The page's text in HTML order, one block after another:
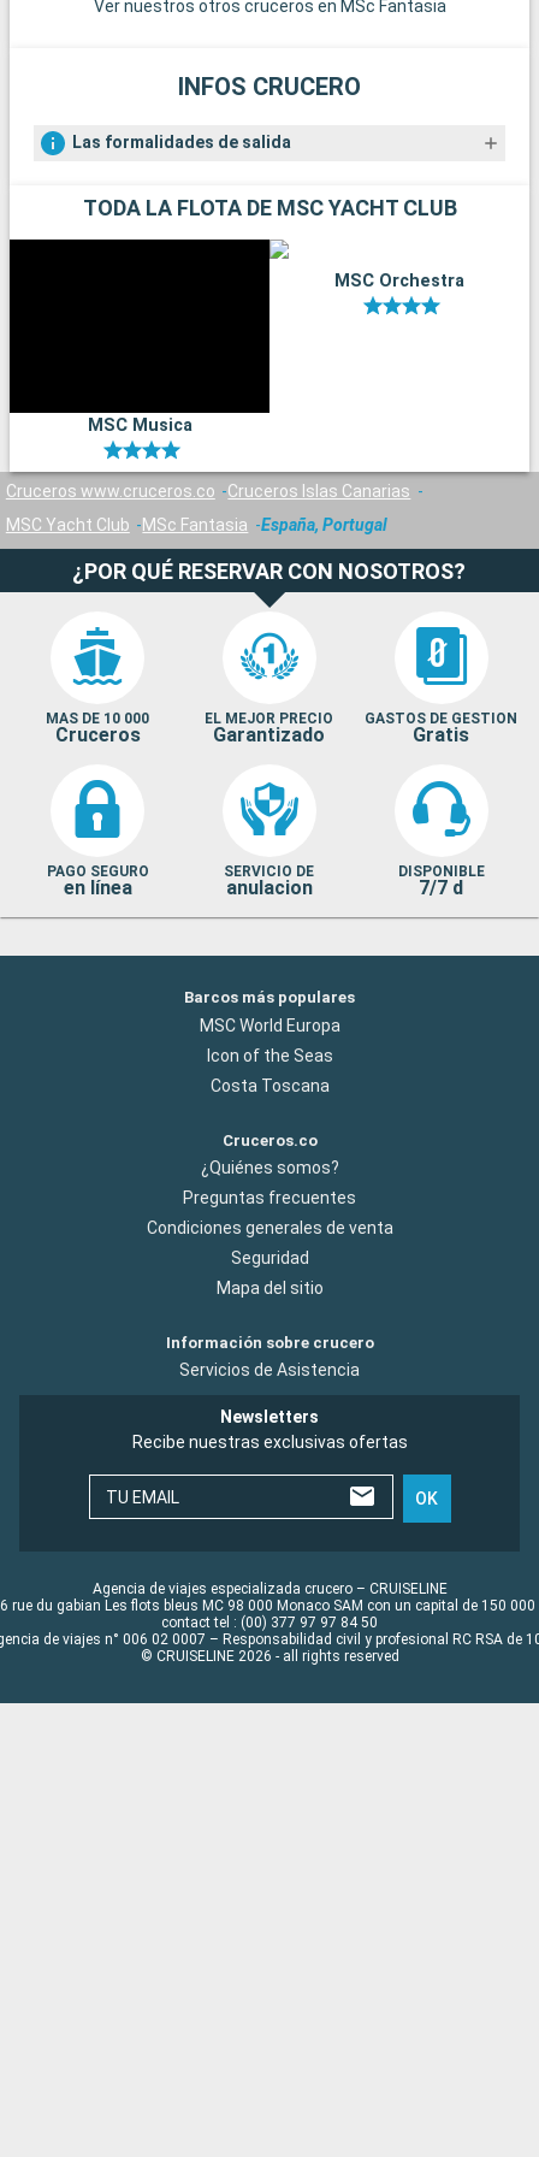
Ver nuestros otros cruceros en MSc Fantasia
INFOS CRUCERO
Las formalidades de salida
TODA LA FLOTA DE MSC YACHT CLUB
MSC Musica
MSC Orchestra
Cruceros www.cruceros.co
Cruceros Islas Canarias
MSC Yacht Club
MSc Fantasia España, Portugal
¿POR QUÉ RESERVAR CON NOSOTROS?
MAS DE 10 000
Cruceros
EL MEJOR PRECIO
Garantizado
GASTOS DE GESTION
Gratis
PAGO SEGURO
en línea
SERVICIO DE
anulacion
DISPONIBLE
7/7 d
Barcos más populares
MSC World Europa
Icon of the Seas
Costa Toscana
Cruceros.co
¿Quiénes somos?
Preguntas frecuentes
Condiciones generales de venta
Seguridad
Mapa del sitio
Información sobre crucero
Servicios de Asistencia
Newsletters
Recibe nuestras exclusivas ofertas
TU EMAIL OK
Agencia de viajes especializada crucero – CRUISELINE
rue du gabian Les flots bleus MC 98 000 Monaco SAM con un capital de 150 000
contact tel : (00) 377 97 97 84 50
de viajes n° 006 02 0007 – Responsabilidad civil y profesional RC RSA de
© CRUISELINE 2026 - all rights reserved